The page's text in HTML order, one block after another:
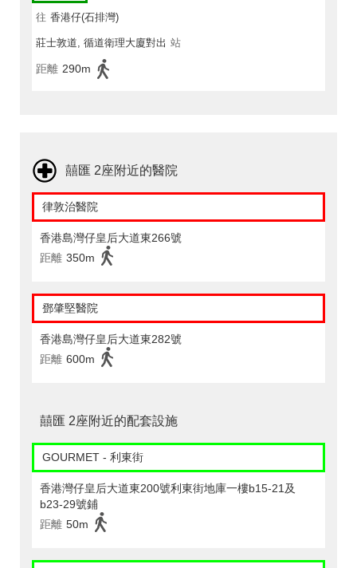
往 香港仔(石排灣)
莊士敦道, 循道衛理大廈對出 站
距離 290m
囍匯 2座附近的醫院
律敦治醫院
香港島灣仔皇后大道東266號
距離 350m
鄧肇堅醫院
香港島灣仔皇后大道東282號
距離 600m
囍匯 2座附近的配套設施
GOURMET - 利東街
香港灣仔皇后大道東200號利東街地庫一樓b15-21及
b23-29號鋪
距離 50m